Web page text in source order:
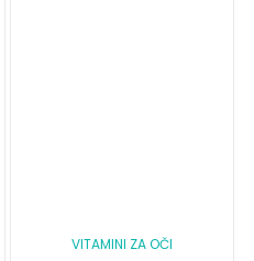
VITAMINI ZA OČI